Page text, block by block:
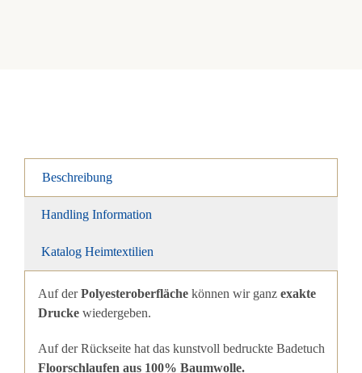
Beschreibung
Handling Information
Katalog Heimtextilien
Auf derPolyesteroberflächekönnen wir ganz exakte
Druckewiedergeben.
Auf der Rückseite hat das kunstvoll bedruckte Badetuch
Floorschlaufen aus 100% Baumwolle.